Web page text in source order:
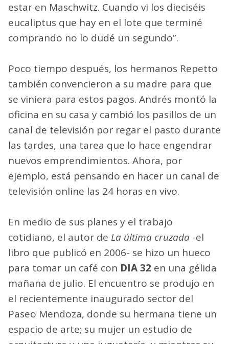
estar en Maschwitz. Cuando vi los dieciséis
eucaliptus que hay en el lote que terminé
comprando no lo dudé un segundo”.
Poco tiempo después, los hermanos Repetto
también convencieron a su madre para que
se viniera para estos pagos. Andrés montó la
oficina en su casa y cambió los pasillos de un
canal de televisión por regar el pasto durante
las tardes, una tarea que lo hace engendrar
nuevos emprendimientos. Ahora, por
ejemplo, está pensando en hacer un canal de
televisión online las 24 horas en vivo.
En medio de sus planes y el trabajo
cotidiano, el autor de La última cruzada -el
libro que publicó en 2006- se hizo un hueco
para tomar un café con DIA 32 en una gélida
mañana de julio. El encuentro se produjo en
el recientemente inaugurado sector del
Paseo Mendoza, donde su hermana tiene un
espacio de arte; su mujer un estudio de